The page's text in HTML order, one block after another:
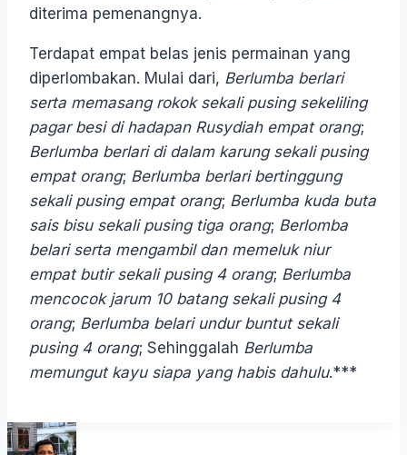
diterima pemenangnya.
Terdapat empat belas jenis permainan yang
diperlombakan. Mulai dari, Berlumba berlari
serta memasang rokok sekali pusing sekeliling
pagar besi di hadapan Rusydiah empat orang;
Berlumba berlari di dalam karung sekali pusing
empat orang; Berlumba berlari bertinggung
sekali pusing empat orang; Berlumba kuda buta
sais bisu sekali pusing tiga orang; Berlomba
belari serta mengambil dan memeluk niur
empat butir sekali pusing 4 orang; Berlumba
mencocok jarum 10 batang sekali pusing 4
orang; Berlumba belari undur buntut sekali
pusing 4 orang; Sehinggalah Berlumba
memungut kayu siapa yang habis dahulu.***